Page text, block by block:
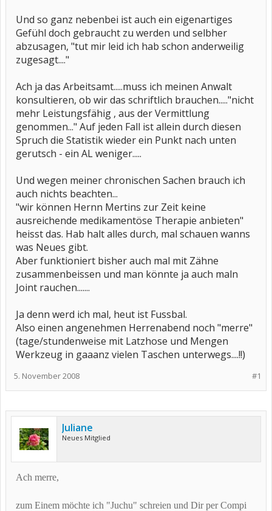
Und so ganz nebenbei ist auch ein eigenartiges
Gefühl doch gebraucht zu werden und selbher
abzusagen, "tut mir leid ich hab schon anderweilig
zugesagt...."
Ach ja das Arbeitsamt.....muss ich meinen Anwalt
konsultieren, ob wir das schriftlich brauchen....."nicht
mehr Leistungsfähig , aus der Vermittlung
genommen..." Auf jeden Fall ist allein durch diesen
Spruch die Statistik wieder ein Punkt nach unten
gerutsch - ein AL weniger.....
Und wegen meiner chronischen Sachen brauch ich
auch nichts beachten...
"wir können Hernn Mertins zur Zeit keine
ausreichende medikamentöse Therapie anbieten"
heisst das. Hab halt alles durch, mal schauen wanns
was Neues gibt.
Aber funktioniert bisher auch mal mit Zähne
zusammenbeissen und man könnte ja auch maln
Joint rauchen.......
Ja denn werd ich mal, heut ist Fussbal.
Also einen angenehmen Herrenabend noch "merre"
(tage/stundenweise mit Latzhose und Mengen
Werkzeug in gaaanz vielen Taschen unterwegs....!!)
#1
5. November 2008
Juliane
Neues Mitglied
Ach merre,
zum Einem möchte ich "Juchu" schreien und Dir per Compi